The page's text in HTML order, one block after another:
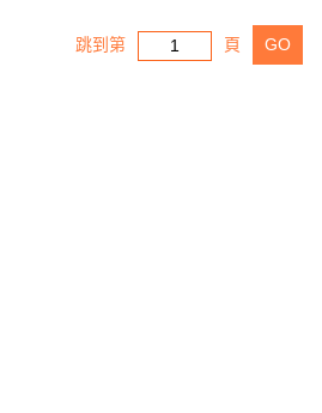
跳到第 頁 GO